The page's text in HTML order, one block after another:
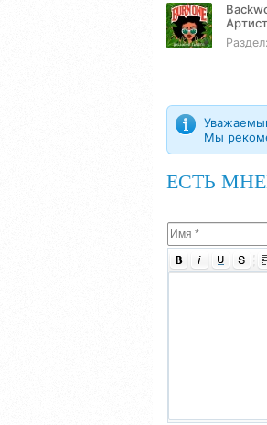
Артист: VA Название:
Раздел:
Мы
ЕСТЬ